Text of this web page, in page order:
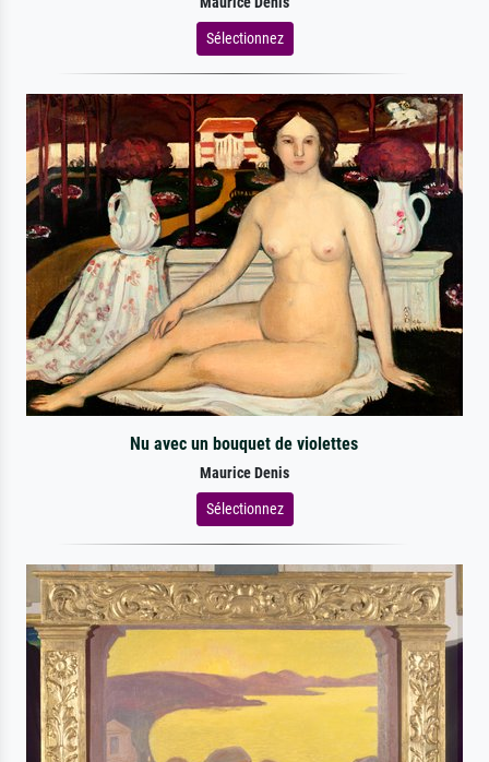
Sélectionnez
Nu avec un bouquet de violettes
Maurice Denis
Sélectionnez